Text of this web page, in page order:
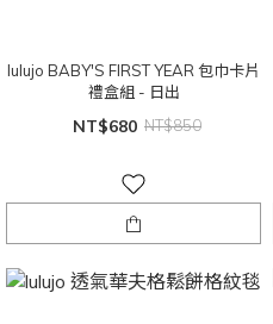
lulujo BABY'S FIRST YEAR 包巾卡片
禮盒組 - 日出
NT$680 NT$850